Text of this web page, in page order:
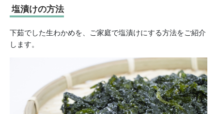
塩漬けの方法
下茹でした生わかめを、ご家庭で塩漬けにする方法をご紹介
します。